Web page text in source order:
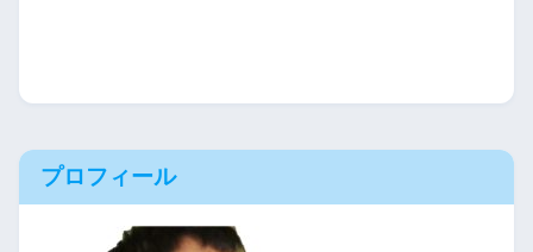
プロフィール